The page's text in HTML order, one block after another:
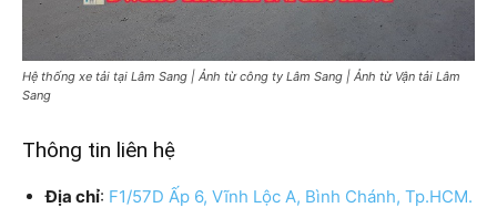
Hệ thống xe tải tại Lâm Sang | Ảnh từ công ty Lâm Sang | Ảnh từ Vận tải Lâm
Sang
Thông tin liên hệ
Địa chỉ: F1/57D Ấp 6, Vĩnh Lộc A, Bình Chánh, Tp.HCM.